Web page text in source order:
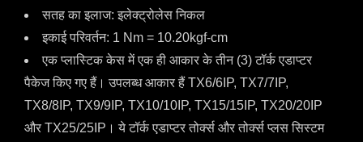
सतह का इलाज: इलेक्ट्रोलेस निकल
इकाई परिवर्तन: 1 Nm = 10.20kgf-cm
एक प्लास्टिक केस में एक ही आकार के तीन (3) टॉर्क एडाप्टर
पैकेज किए गए हैं। उपलब्ध आकार हैं TX6/6IP, TX7/7IP,
TX8/8IP, TX9/9IP, TX10/10IP, TX15/15IP, TX20/20IP
और TX25/25IP। ये टॉर्क एडाप्टर तोर्क्स और तोर्क्स प्लस सिस्टम